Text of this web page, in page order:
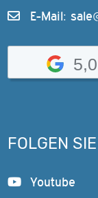
E-Mail:
5,0
FOLGEN
Youtube